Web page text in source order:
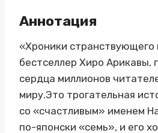
Аннотация
«Хроники странствующего
бестселлер Хиро Арикавы,
сердца миллионов
миру.Это трогательная
со «счастливым» именем
по-японски «семь», и его